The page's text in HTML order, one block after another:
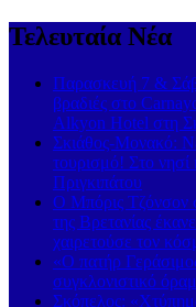
Τελευταία Νέα
Παρασκευή 7 &
βραδιές στο
Alkyon Hotel στη
Σκιάθος-Μονακό:
τουρισμό! Στο νησί
Πριγκιπάτου
Ο Μπόρις Τζόνσον
της Βρετανίας
χαιρετούσε τον
«Ο πατήρ
συγκλονιστικό
Σκόπελος: